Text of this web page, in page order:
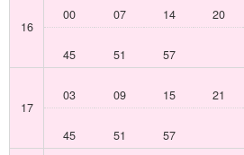
16
00 07 14 20
45 51 57
17
03 09 15 21
45 51 57